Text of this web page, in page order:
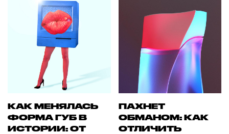
КАК МЕНЯЛАСЬ
ФОРМА ГУБ В
ИСТОРИИ: ОТ
ПАХНЕТ
ОБМАНОМ: КАК
ОТЛИЧИТЬ